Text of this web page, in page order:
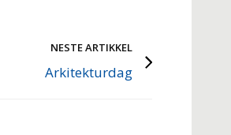
NESTE ARTIKKEL
Arkitekturdag